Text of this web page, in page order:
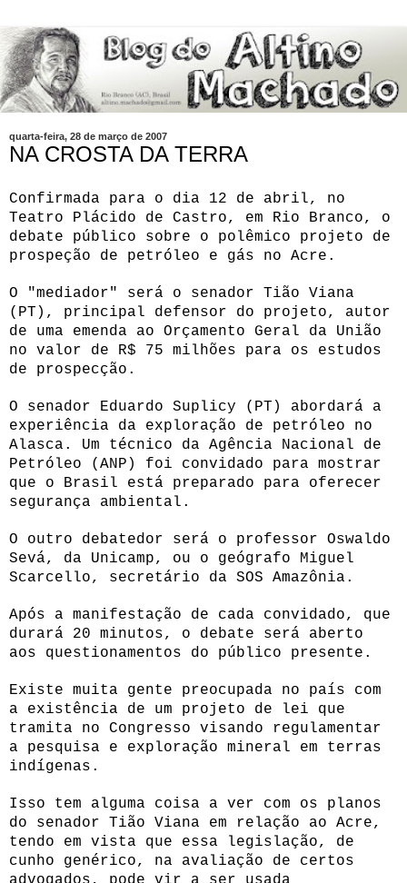
quarta-feira, 28 de março de 2007
NA CROSTA DA TERRA
Confirmada para o dia 12 de abril, no
Teatro Plácido de Castro, em Rio Branco, o
debate público sobre o polêmico projeto de
prospeção de petróleo e gás no Acre.
O "mediador" será o senador Tião Viana
(PT), principal defensor do projeto, autor
de uma emenda ao Orçamento Geral da União
no valor de R$ 75 milhões para os estudos
de prospecção.
O senador Eduardo Suplicy (PT) abordará a
experiência da exploração de petróleo no
Alasca. Um técnico da Agência Nacional de
Petróleo (ANP) foi convidado para mostrar
que o Brasil está preparado para oferecer
segurança ambiental.
O outro debatedor será o professor Oswaldo
Sevá, da Unicamp, ou o geógrafo Miguel
Scarcello, secretário da SOS Amazônia.
Após a manifestação de cada convidado, que
durará 20 minutos, o debate será aberto
aos questionamentos do público presente.
Existe muita gente preocupada no país com
a existência de um projeto de lei que
tramita no Congresso visando regulamentar
a pesquisa e exploração mineral em terras
indígenas.
Isso tem alguma coisa a ver com os planos
do senador Tião Viana em relação ao Acre,
tendo em vista que essa legislação, de
cunho genérico, na avaliação de certos